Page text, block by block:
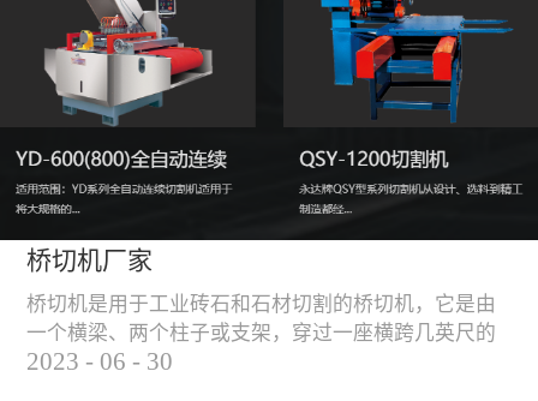
能，不伤石材、瓷砖表
面，不崩边。4、大板
平稳输送进出，切割加
工与上下板分开，便
捷，高效。5、19”显示
屏，按钮、遥杆集成面
板，操作快速、简便。
桥切机厂家
桥切机是用于工业砖石和石材切割的桥切机，它是由
一个横梁、两个柱子或支架，穿过一座横跨几英尺的
桥而构成，因其形状而得名。随着石材和工业砖石的
2023 - 06 - 30